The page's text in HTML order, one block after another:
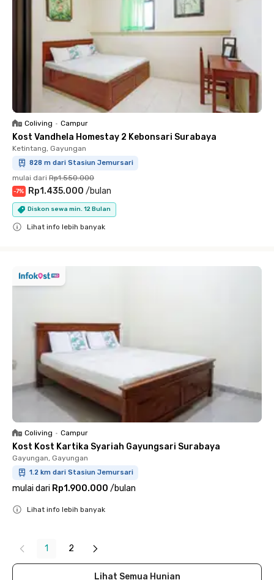
Coliving • Campur
Kost Vandhela Homestay 2 Kebonsari Surabaya
Ketintang, Gayungan
828 m dari Stasiun Jemursari
mulai dari Rp1.550.000
-7% Rp1.435.000 /bulan
Diskon sewa min. 12 Bulan
Lihat info lebih banyak
Coliving • Campur
Kost Kost Kartika Syariah Gayungsari Surabaya
Gayungan, Gayungan
1.2 km dari Stasiun Jemursari
mulai dari Rp1.900.000 /bulan
Lihat info lebih banyak
1 2
Lihat Semua Hunian